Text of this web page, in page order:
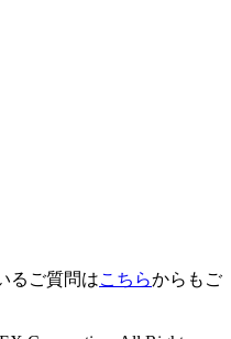
るご質問はこちらからもご